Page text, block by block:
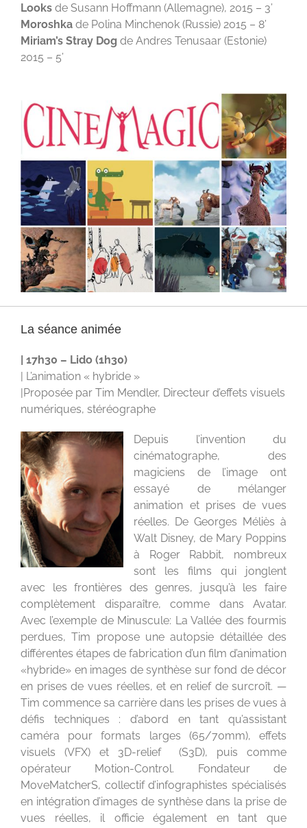
Looks de Susann Hoffmann (Allemagne), 2015 – 3’
Moroshka de Polina Minchenok (Russie) 2015 – 8’
Miriam’s Stray Dog de Andres Tenusaar (Estonie)
2015 – 5’
La séance animée
| 17h30 – Lido (1h30)
| L’animation « hybride »
|Proposée par Tim Mendler, Directeur d’effets visuels
numériques, stéréographe
Depuis l’invention du
cinématographe, des
magiciens de l’image ont
essayé de mélanger
animation et prises de vues
réelles. De Georges Méliès à
Walt Disney, de Mary Poppins
à Roger Rabbit, nombreux
sont les films qui jonglent
avec les frontières des genres, jusqu’à les faire
complètement disparaître, comme dans Avatar.
Avec l’exemple de Minuscule: La Vallée des fourmis
perdues, Tim propose une autopsie détaillée des
différentes étapes de fabrication d’un film d’animation
«hybride» en images de synthèse sur fond de décor
en prises de vues réelles, et en relief de surcroît. —
Tim commence sa carrière dans les prises de vues à
défis techniques : d’abord en tant qu’assistant
caméra pour formats larges (65/70mm), effets
visuels (VFX) et 3D-relief (S3D), puis comme
opérateur Motion-Control. Fondateur de
MoveMatcherS, collectif d’infographistes spécialisés
en intégration d’images de synthèse dans la prise de
vues réelles, il officie également en tant que